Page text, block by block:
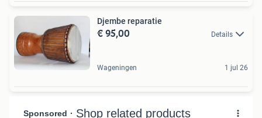
Djembe reparatie
€ 95,00 Details
Wageningen 1 jul 26